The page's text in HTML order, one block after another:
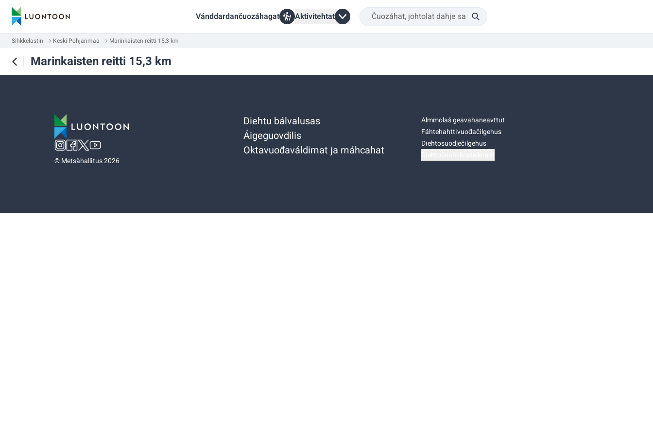
Vánddardančuozáhagat Aktivitehtat
Sihkkelastin Keski-Pohjanmaa Marinkaisten reitti 15,3 km
Marinkaisten reitti 15,3 km
©Metsähallitus 2026
Diehtu bálvalusas
Áigeguovdilis
Oktavuođaváldimat ja máhcahat
Almmolaš geavahaneavttut
Fáhtehahttivuođačilgehus
Diehtosuodječilgehus